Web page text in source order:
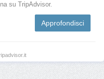
su TripAdvisor.
Approfondisci